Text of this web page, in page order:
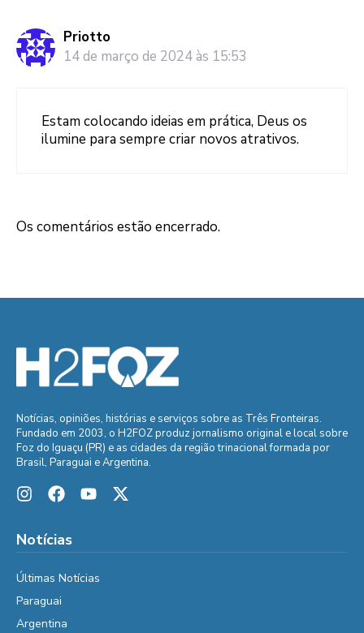
Priotto
14 de março de 2024 às 15:53
Estam colocando ideias em prática, Deus os
ilumine para sempre criar novos atrativos.
Os comentários estão encerrado.
Notícias, opiniões, histórias e serviços sobre as Três Fronteiras.
Fundado em 2003, o H2FOZ produz jornalismo original e local sobre
Foz do Iguaçu (PR) e as cidades da região trinacional formada por
Brasil, Paraguai e Argentina.
Notícias
Últimas Notícias
Paraguai
Argentina